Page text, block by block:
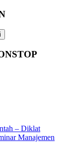
– Diklat
Manajemen